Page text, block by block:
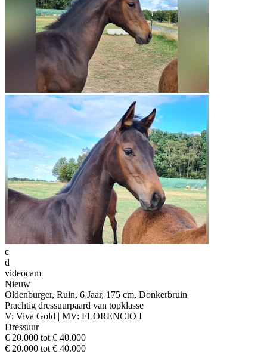
c
d
videocam
Nieuw
Oldenburger, Ruin, 6 Jaar, 175 cm, Donkerbruin
Prachtig dressuurpaard van topklasse
V: Viva Gold | MV: FLORENCIO I
Dressuur
€ 20.000 tot € 40.000
€ 20.000 tot € 40.000